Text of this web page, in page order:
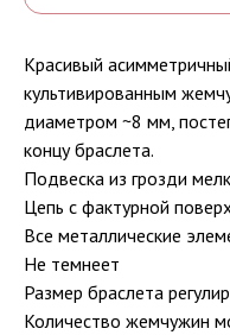
Красивый
культивированным
диаметром ~8 мм,
концу браслета.
Подвеска из грозди
Цепь с фактурной
Все металлические
Не темнеет
Размер браслета
Количество жемчужин